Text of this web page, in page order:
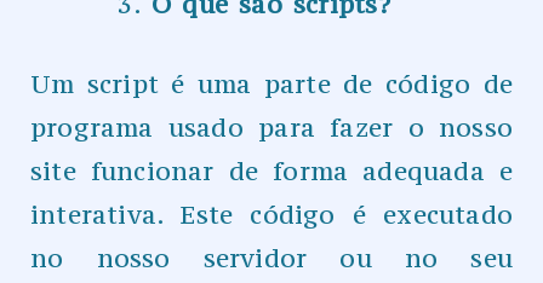
Um script é uma parte de código de
programa usado para fazer o nosso
site funcionar de forma adequada e
interativa. Este código é executado
no nosso servidor ou no seu